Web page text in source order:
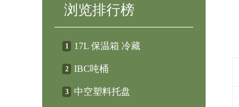
浏览排行榜
1 17L 保温箱 冷藏
2 IBC吨桶
3 中空塑料托盘